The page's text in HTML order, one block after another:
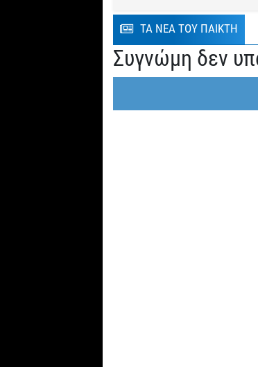
ΤΑ ΝΕΑ ΤΟΥ ΠΑΙΚΤΗ
Συγνώμη δεν